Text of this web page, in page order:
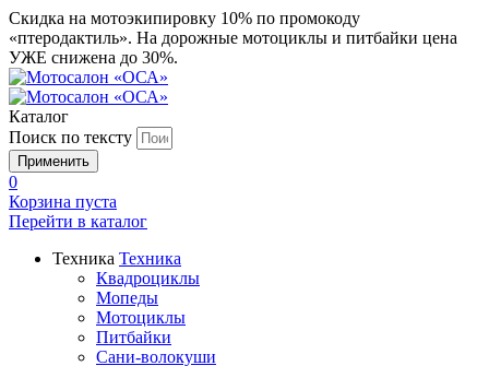
Скидка на мотоэкипировку 10% по промокоду
«птеродактиль». На дорожные мотоциклы и питбайки цена
УЖЕ снижена до 30%.
Каталог
Поиск по тексту
0
Корзина пуста
Перейти в каталог
Техника Техника
Квадроциклы
Мопеды
Мотоциклы
Питбайки
Сани-волокуши